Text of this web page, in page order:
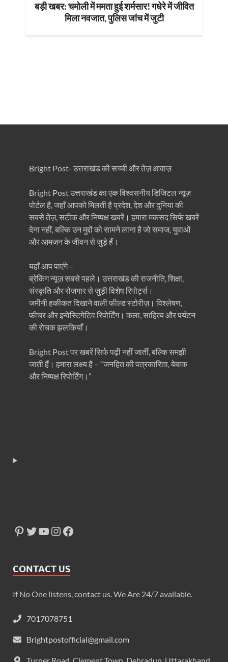
बड़ी खबर: चमोली में ममता हुई शर्मसार! गधेरे में जीवित
मिला नवजात, पुलिस जांच में जुटी
Bright Post- उत्तराखंड की सच्ची और तेज़ आवाज़
Bright Post उत्तराखंड का एक विश्वसनीय डिजिटल न्यूज़
पोर्टल है, जहाँ आपको मिलती है प्रदेश, देश और दुनिया की
सबसे तेज़, सटीक और निष्पक्ष खबरें। हमारा मकसद सिर्फ खबरें
देना नहीं, बल्कि उन मुद्दों को सामने लाना है जो समाज, युवाओं
और आमजन के जीवन से जुड़े हैं।
यहाँ आप पाएंगे –
ब्रेकिंग न्यूज़ सबसे पहले। उत्तराखंड की राजनीति, शिक्षा,
संस्कृति और रोजगार से जुड़ी विशेष रिपोर्ट्स।
जमीनी हकीकत दिखाने वाली फील्ड स्टोरीज़। विश्लेषण,
फीचर और इन्वेस्टिगेटिव रिपोर्टिंग। कला, साहित्य और पर्यटन
की रोचक झलकियाँ।
Bright Post पर खबरें सिर्फ पढ़ी नहीं जातीं, बल्कि समझी
जाती हैं। हमारा लक्ष्य है – “जनहित की पत्रकारिता, बेबाक
और निष्पक्ष रिपोर्टिंग।”
CONTACT US
If No One listens, contact us. We Are 24/7 available.
7017078751
Brightpostofficial@gmail.com